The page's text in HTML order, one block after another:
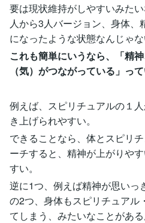
要は現状維持がしやすいみた
人から3人バージョン、身体
になったような状態なんじゃな
これも簡単にいうなら、「精
（気）がつながっている」っ
例えば、スピリチュアルの１
き上げられやすい。
できることなら、体とスピリ
ーチすると、精神が上がりや
すい。
逆に1つ、例えば精神が思いっ
の2つ、身体もスピリチュアル
てしまう、みたいなことがある